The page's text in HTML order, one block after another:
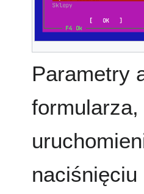
Parametry